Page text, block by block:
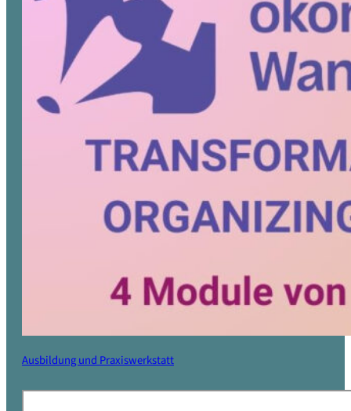
Ausbildung und Praxiswerkstatt